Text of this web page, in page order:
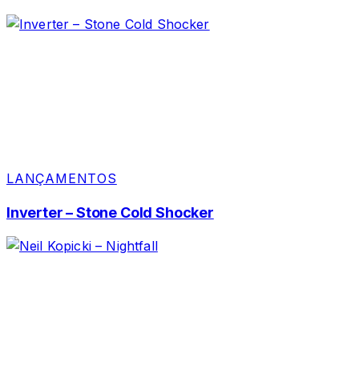
LANÇAMENTOS
Inverter – Stone Cold Shocker